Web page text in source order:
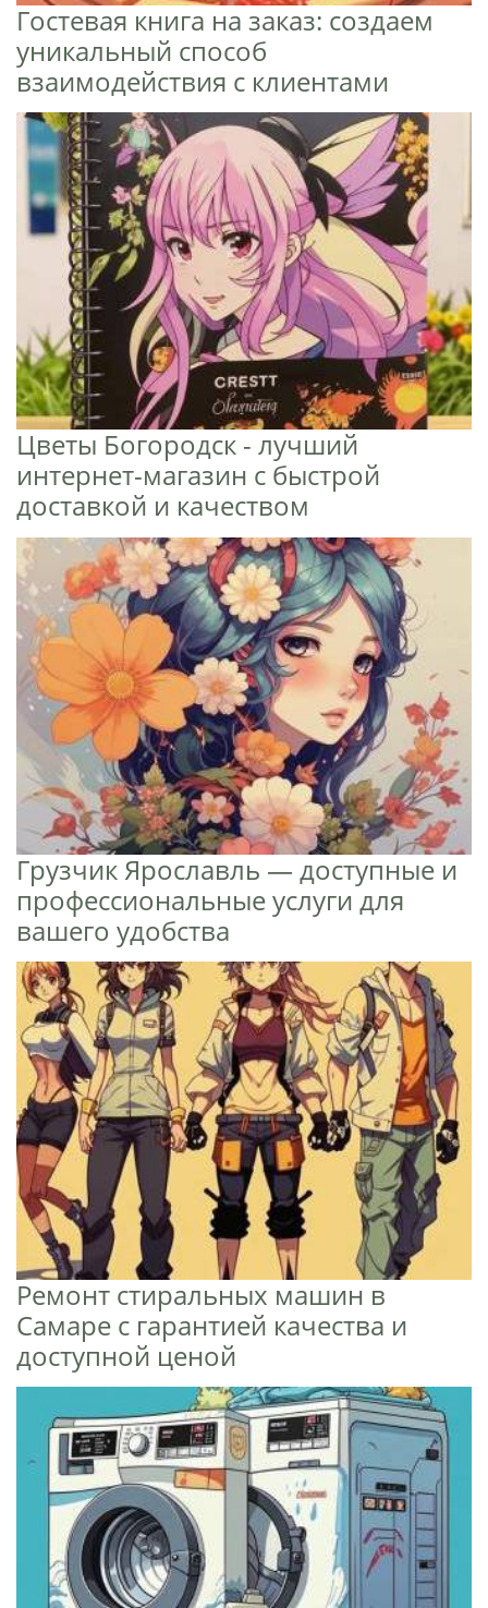
Гостевая книга на заказ: создаем
уникальный способ
взаимодействия с клиентами
Цветы Богородск - лучший
интернет-магазин с быстрой
доставкой и качеством
Грузчик Ярославль — доступные и
профессиональные услуги для
вашего удобства
Ремонт стиральных машин в
Самаре с гарантией качества и
доступной ценой